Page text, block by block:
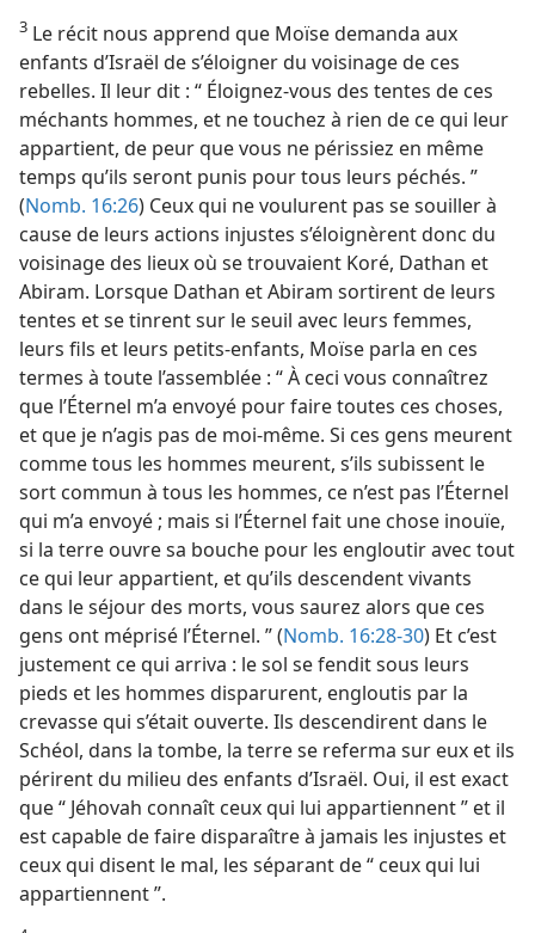
3 Le récit nous apprend que Moïse demanda aux
enfants d’Israël de s’éloigner du voisinage de ces
rebelles. Il leur dit : “ Éloignez-​vous des tentes de ces
méchants hommes, et ne touchez à rien de ce qui leur
appartient, de peur que vous ne périssiez en même
temps qu’ils seront punis pour tous leurs péchés. ”
(Nomb. 16:26) Ceux qui ne voulurent pas se souiller à
cause de leurs actions injustes s’éloignèrent donc du
voisinage des lieux où se trouvaient Koré, Dathan et
Abiram. Lorsque Dathan et Abiram sortirent de leurs
tentes et se tinrent sur le seuil avec leurs femmes,
leurs fils et leurs petits-enfants, Moïse parla en ces
termes à toute l’assemblée : “ À ceci vous connaîtrez
que l’Éternel m’a envoyé pour faire toutes ces choses,
et que je n’agis pas de moi-​même. Si ces gens meurent
comme tous les hommes meurent, s’ils subissent le
sort commun à tous les hommes, ce n’est pas l’Éternel
qui m’a envoyé ; mais si l’Éternel fait une chose inouïe,
si la terre ouvre sa bouche pour les engloutir avec tout
ce qui leur appartient, et qu’ils descendent vivants
dans le séjour des morts, vous saurez alors que ces
gens ont méprisé l’Éternel. ” (Nomb. 16:28-30) Et c’est
justement ce qui arriva : le sol se fendit sous leurs
pieds et les hommes disparurent, engloutis par la
crevasse qui s’était ouverte. Ils descendirent dans le
Schéol, dans la tombe, la terre se referma sur eux et ils
périrent du milieu des enfants d’Israël. Oui, il est exact
que “ Jéhovah connaît ceux qui lui appartiennent ” et il
est capable de faire disparaître à jamais les injustes et
ceux qui disent le mal, les séparant de “ ceux qui lui
appartiennent ”.